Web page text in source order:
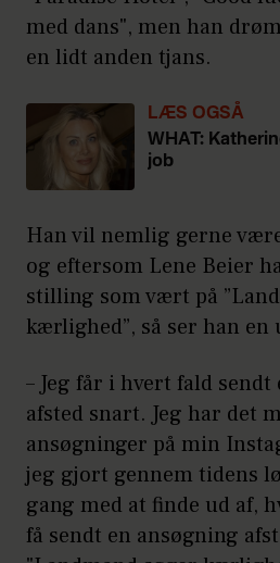
med dans", men han
en lidt anden tjans.
LÆS OGSÅ
WHAT:
job
Han vil nemlig gerne
og eftersom Lene Beier
stilling som vært på
kærlighed”, så ser han
– Jeg får i hvert fald
afsted snart. Jeg har det
ansøgninger på min
jeg gjort gennem tidens
gang med at finde ud af,
få sendt en ansøgning